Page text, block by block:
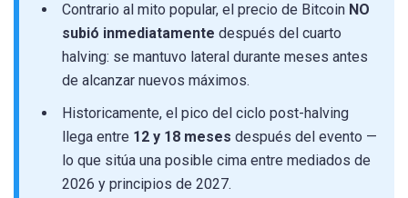
Contrario al mito popular, el precio de Bitcoin NO
subió inmediatamente después del cuarto
halving: se mantuvo lateral durante meses antes
de alcanzar nuevos máximos.
Historicamente, el pico del ciclo post-halving
llega entre 12 y 18 meses después del evento —
lo que sitúa una posible cima entre mediados de
2026 y principios de 2027.